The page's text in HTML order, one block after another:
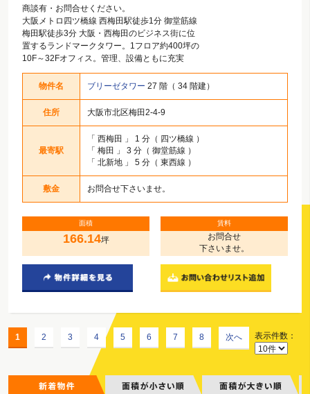
商談有・お問合せください。
大阪メトロ四ツ橋線 西梅田駅徒歩1分 御堂筋線
梅田駅徒歩3分 大阪・西梅田のビジネス街に位
置するランドマークタワー。1フロア約400坪の
10F～32Fオフィス。管理、設備ともに充実
物件名 ブリーゼタワー 27 階（ 34 階建）
住所 大阪市北区梅田2-4-9
最寄駅
「 西梅田
」 1 分（ 四ツ橋線 ）
「 梅田
」 3 分（ 御堂筋線 ）
「 北新地 」 5 分（ 東西線 ）
敷金 お問合せ下さいませ。
面積
166.14坪
賃料
お問合せ
下さいませ。
1 2 3 4 5 6 7 8 次へ 表示件数：